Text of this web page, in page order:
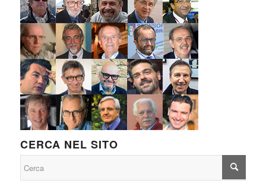
CERCA NEL SITO